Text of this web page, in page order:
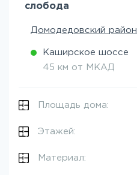
слобода
Домодедовский район
Каширское шоссе
45 км от МКАД
Площадь дома:
Этажей:
Материал: